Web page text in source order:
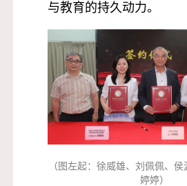
与教育的持久动力。
（图左起：徐威雄、刘佩佩、
婷婷）